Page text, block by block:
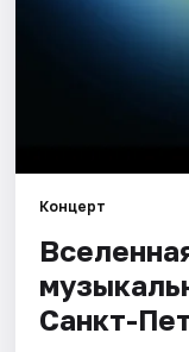
Концерт
Санкт-